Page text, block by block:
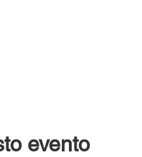
evento